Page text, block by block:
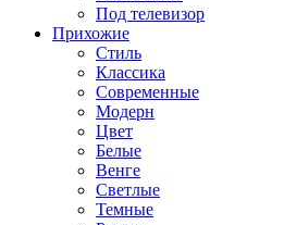
Под телевизор
Прихожие
Стиль
Классика
Современные
Модерн
Цвет
Белые
Венге
Светлые
Темные